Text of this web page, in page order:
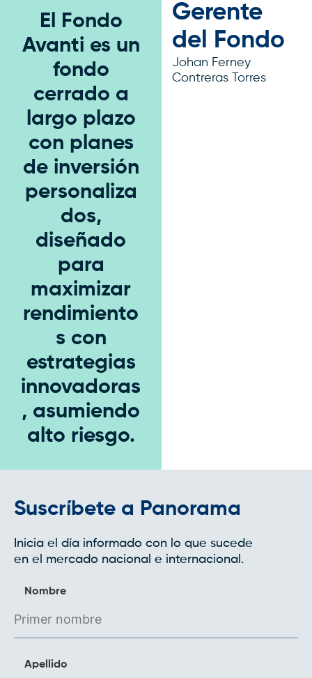
Gerente
del Fondo
Johan Ferney
Contreras Torres
El Fondo
Avanti es un
fondo
cerrado a
largo plazo
con planes
de inversión
personaliza
dos,
diseñado
para
maximizar
rendimiento
s con
estrategias
innovadoras
, asumiendo
alto riesgo.
Suscríbete a Panorama
Inicia el día informado con lo que sucede
en el mercado nacional e internacional.
Nombre
Apellido